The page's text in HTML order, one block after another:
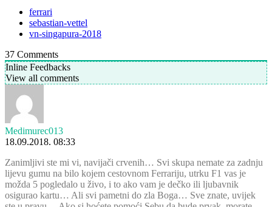
ferrari
sebastian-vettel
vn-singapura-2018
37 Comments
Inline Feedbacks
View all comments
Medimurec013
18.09.2018. 08:33
Zanimljivi ste mi vi, navijači crvenih… Svi skupa nemate za zadnju
lijevu gumu na bilo kojem cestovnom Ferrariju, utrku F1 vas je
možda 5 pogledalo u živo, i to ako vam je dečko ili ljubavnik
osigurao kartu… Ali svi pametni do zla Boga… Sve znate, uvijek